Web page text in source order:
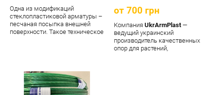
Одна из модификаций
стеклопластиковой арматуры –
песчаная посыпка внешней
поверхности. Такое техническое
от 700 грн
Компания UkrArmPlast—
ведущий украинский
производитель качественных
опор для растений,